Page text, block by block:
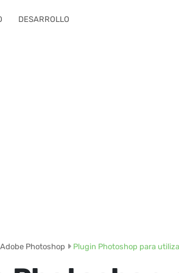
DESARROLLO
Adobe Photoshop Plugin Photoshop para